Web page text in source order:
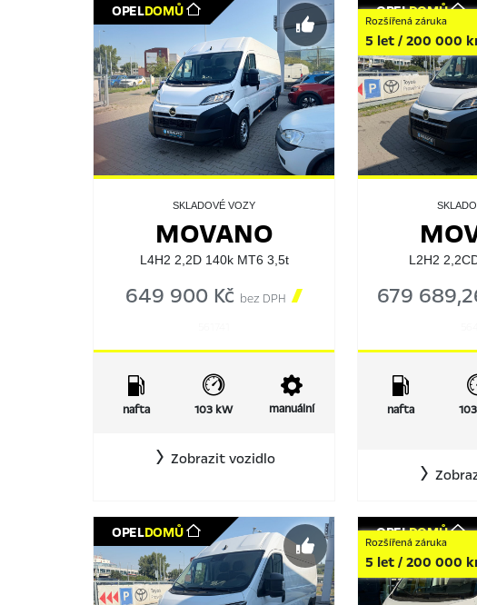
OPELDOMŮ
SKLADOVÉ VOZY
MOVANO
L4H2 2,2D 140k MT6 3,5t
649 900 Kč bez DPH 
nafta 103 kW manuální
Zobrazit vozidlo
OPELDOMŮ
Rozšířená záruka
5 let / 200 000
L2H2
679
nafta
OPELDOMŮ OPELDOMŮ
Rozšířená záruka
5 let / 200 000